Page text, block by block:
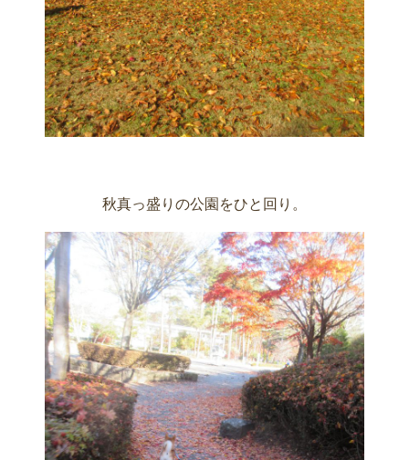
秋真っ盛りの公園をひと回り。